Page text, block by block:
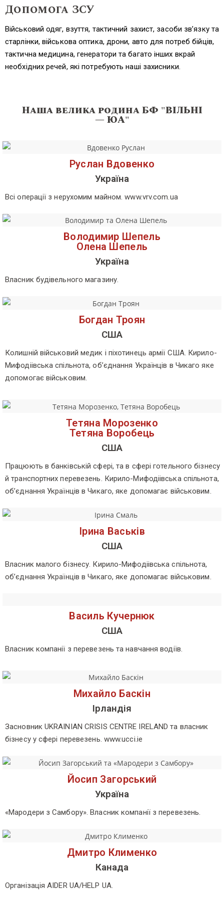
Допомога ЗСУ
Військовий одяг, взуття, тактичний захист, засоби зв’язку та
старлінки, військова оптика, дрони, авто для потреб бійців,
тактична медицина, генератори та багато інших вкрай
необхідних речей, які потребують наші захисники.
Наша велика родина БФ "ВIЛЬНI
— ЮА"
Руслан Вдовенко
Україна
Всі операції з нерухомим майном. www.vrv.com.ua
Володимир Шепель
Олена Шепель
Україна
Власник будівельного магазину.
Богдан Троян
США
Колишній військовий медик і піхотинець армії США. Кирило-
Мифодіівська спільнота, об’єднання Українців в Чикаго яке
допомогає військовим.
Тетяна Морозенко
Тетяна Воробець
США
Працюють в банківській сфері, та в сфері готельного бізнесу
й транспортних перевезень. Кирило-Мифодіівська спільнота,
об’єднання Українців в Чикаго, яке допомагає військовим.
Ірина Васьків
США
Власник малого бізнесу. Кирило-Мифодіівська спільнота,
об’єднання Українців в Чикаго, яке допомагає військовим.
Василь Кучернюк
США
Власник компанії з перевезень та навчання водіїв.
Михайло Баскін
Ірландія
Засновник UKRAINIAN CRISIS CENTRE IRELAND та власник
бізнесу у сфері перевезень. www.ucci.ie
Йосип Загорський
Україна
«Мародери з Самбору». Власник компанії з перевезень.
Дмитро Клименко
Канада
Організація AIDER UA/HELP UA.